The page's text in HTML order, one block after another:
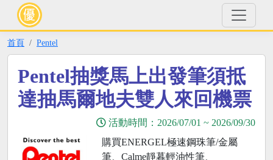
首頁 Pentel
Pentel抽獎馬上出發筆須抵
達抽馬爾地夫雙人來回機票
活動時間： 2026/07/01 ~ 2026/09/30
購買ENERGEL極速鋼珠筆/金屬
筆、Calme靜暮輕油性筆、